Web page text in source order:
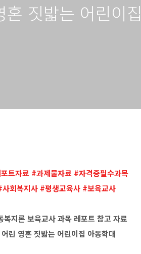
혼 짓밟는 어린이
트자료 #과제물자료 #자격증필수과목
사회복지사 #평생교육사 #보육교사
복지론 보육교사 과목 레포트 참고 자료
어린 영혼 짓밟는 어린이집 아동학대